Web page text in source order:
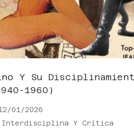
Y Su
1960)
01/2026
Interdisciplina Y Crítica